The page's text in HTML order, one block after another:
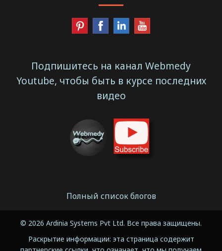
Подпишитесь на канал Webmedy
Youtube, чтобы быть в курсе последних
видео
Полный список блогов
© 2026 Ardinia Systems Pvt Ltd. Все права защищены.
Раскрытие информации: эта страница содержит